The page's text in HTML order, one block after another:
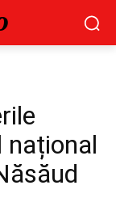
național